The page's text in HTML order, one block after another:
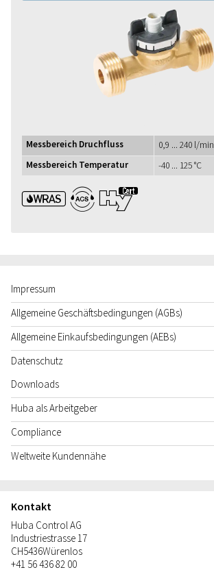
Messbereich Druchfluss
0,9 ... 240 l/min
Messbereich Temperatur
-40 ... 125 °C
WRAS ACS UBA1+
Impressum
Allgemeine Geschäftsbedingungen (AGBs)
Allgemeine Einkaufsbedingungen (AEBs)
Datenschutz
Downloads
Huba als Arbeitgeber
Compliance
Weltweite Kundennähe
Kontakt
Huba Control AG
Industriestrasse 17
CH5436Würenlos
+41 56 436 82 00